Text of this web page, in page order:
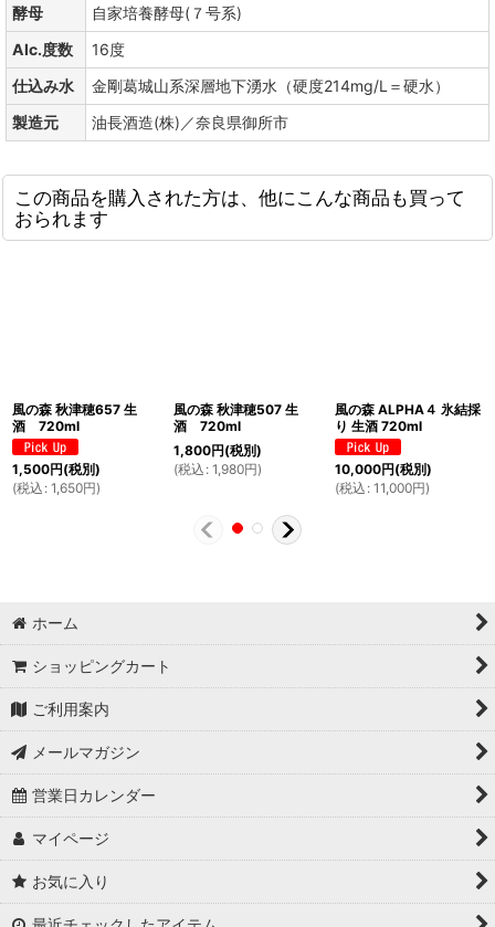
酵母
自家培養酵母(７号系)
Alc.度数
16度
仕込み水
金剛葛城山系深層地下湧水（硬度214mg/L＝硬水）
製造元
油長酒造(株)／奈良県御所市
この商品を購入された方は、他にこんな商品も買って
おられます
風の森 秋津穂657 生
酒 720ml
1,500円(税別)
(税込 : 1,650円)
風の森 秋津穂507 生
酒 720ml
1,800円(税別)
(税込 : 1,980円)
風の森 ALPHA４ 氷結採
り 生酒 720ml
10,000円(税別)
(税込 : 11,000円)
ホーム
ショッピングカート
ご利用案内
メールマガジン
営業日カレンダー
マイページ
お気に入り